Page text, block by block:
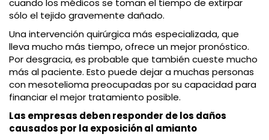
cuando los médicos se toman el tiempo de extirpar
sólo el tejido gravemente dañado.
Una intervención quirúrgica más especializada, que
lleva mucho más tiempo, ofrece un mejor pronóstico.
Por desgracia, es probable que también cueste mucho
más al paciente. Esto puede dejar a muchas personas
con mesotelioma preocupadas por su capacidad para
financiar el mejor tratamiento posible.
Las empresas deben responder de los daños
causados por la exposición al amianto